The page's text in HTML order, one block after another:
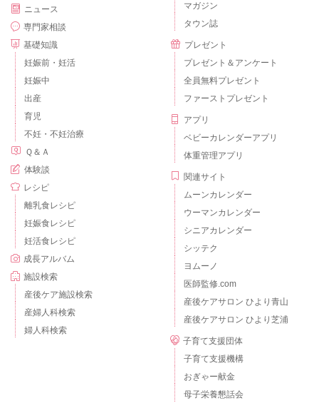
ニュース
専門家相談
基礎知識
妊娠前・妊活
妊娠中
出産
育児
不妊・不妊治療
Ｑ＆Ａ
体験談
レシピ
離乳食レシピ
妊娠食レシピ
妊活食レシピ
成長アルバム
施設検索
産後ケア施設検索
産婦人科検索
婦人科検索
マガジン
タウン誌
プレゼント
プレゼント＆アンケート
全員無料プレゼント
ファーストプレゼント
アプリ
ベビーカレンダーアプリ
体重管理アプリ
関連サイト
ムーンカレンダー
ウーマンカレンダー
シニアカレンダー
シッテク
ヨムーノ
医師監修.com
産後ケアサロン ひより青山
産後ケアサロン ひより芝浦
子育て支援団体
子育て支援機構
おぎゃー献金
母子栄養懇話会